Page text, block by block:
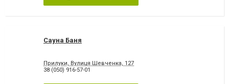
Сауна Баня
Прилуки, Вулиця Шевченка, 127
38 (050) 916-57-01